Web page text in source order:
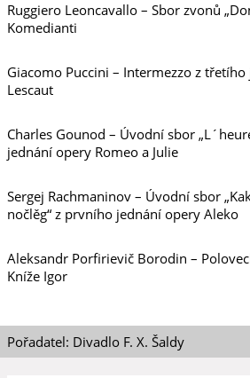
Ruggiero Leoncavallo – Sbor zvonů
Komedianti
Giacomo Puccini – Intermezzo z
Lescaut
Charles Gounod – Úvodní sbor
jednání opery Romeo a Julie
Sergej Rachmaninov – Úvodní sbor
nočlěg“ z prvního jednání opery Aleko
Aleksandr Porfirievič Borodin –
Kníže Igor
Pořadatel: Divadlo F. X. Šaldy